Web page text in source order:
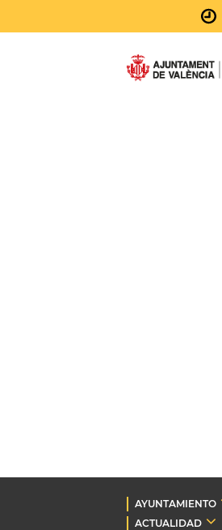
AYUNTAMIENTO
ACTUALIDAD